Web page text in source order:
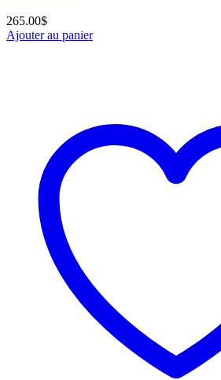
265.00$
Ajouter au panier